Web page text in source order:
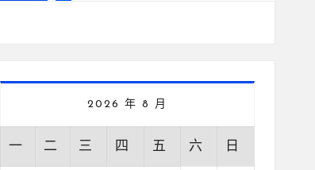
2026 年 8 月
一 二 三 四 五 六 日